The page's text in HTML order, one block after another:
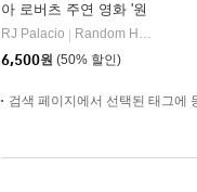
아 로버츠 주연 영화 '원
더' 원작 소설
RJ Palacio
Random House
6,500원 (50% 할인)
검색 페이지에서 선택된 태그에